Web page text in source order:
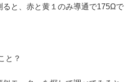
ると、赤と黄１のみ導通で175Ωで
と？